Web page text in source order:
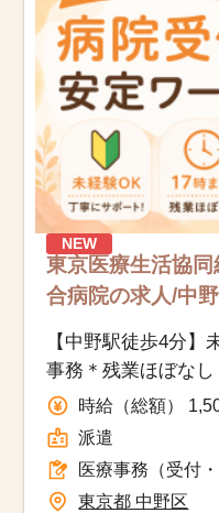
NEW
東京医療生活協
合病院の求人/中
ラーク）/派遣
【中野駅徒歩4分】
事務＊残業ほぼなし
時給（総額）
派遣
医療事務（受付・
東京都 中野区